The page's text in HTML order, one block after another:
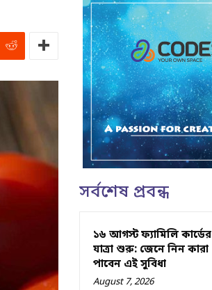
সর্বশেষ প্রবন্ধ
১৬ আগস্ট ফ্যামিলি কার্ডের
যাত্রা শুরু: জেনে নিন কারা
পাবেন এই সুবিধা
August 7, 2026